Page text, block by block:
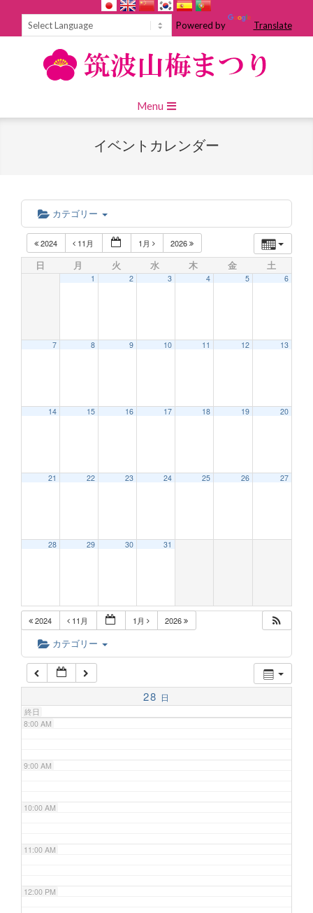
Powered by Translate
Navigation
Menu
イベントカレンダー
カテゴリー
2024 11月 1月 2026
日 月 火 水 木 金 土
1 2 3 4 5 6
7 8 9 10 11 12 13
14 15 16 17 18 19 20
21 22 23 24 25 26 27
28 29 30 31
2024 11月 1月 2026
カテゴリー
28 日
終日
2:00 AM
6:00 AM
7:00 AM
8:00 AM
9:00 AM
10:00 AM
11:00 AM
12:00 PM